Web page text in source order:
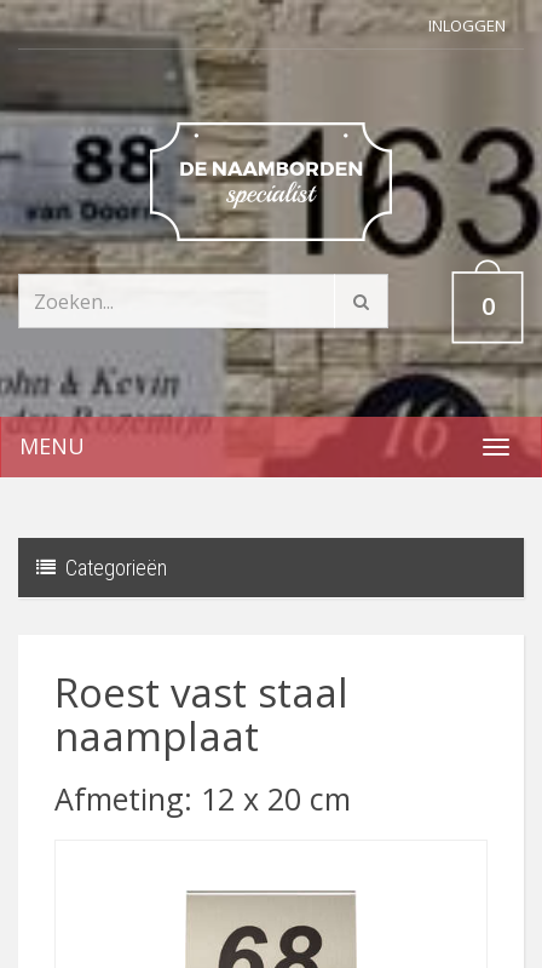
INLOGGEN
0
MENU
Categorieën
Roest vast staal
naamplaat
Afmeting: 12 x 20 cm